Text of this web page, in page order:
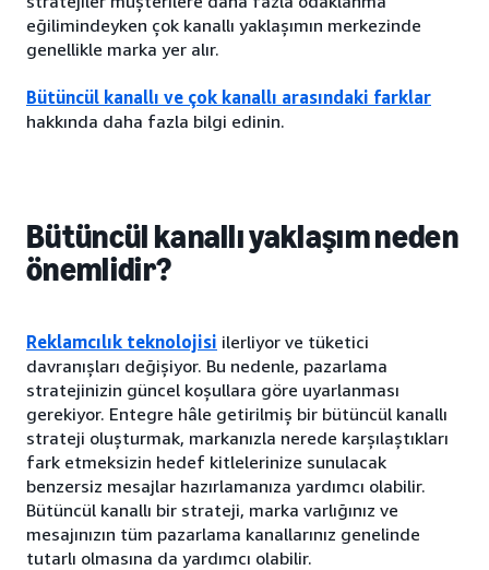
eğilimindeyken çok kanallı yaklaşımın merkezinde
genellikle marka yer alır.
Bütüncül kanallı ve çok kanallı arasındaki farklar
hakkında daha fazla bilgi edinin.
Bütüncül kanallı yaklaşım neden
önemlidir?
Reklamcılık teknolojisi ilerliyor ve tüketici
davranışları değişiyor. Bu nedenle, pazarlama
stratejinizin güncel koşullara göre uyarlanması
gerekiyor. Entegre hâle getirilmiş bir bütüncül kanallı
strateji oluşturmak, markanızla nerede karşılaştıkları
fark etmeksizin hedef kitlelerinize sunulacak
benzersiz mesajlar hazırlamanıza yardımcı olabilir.
Bütüncül kanallı bir strateji, marka varlığınız ve
mesajınızın tüm pazarlama kanallarınız genelinde
tutarlı olmasına da yardımcı olabilir.